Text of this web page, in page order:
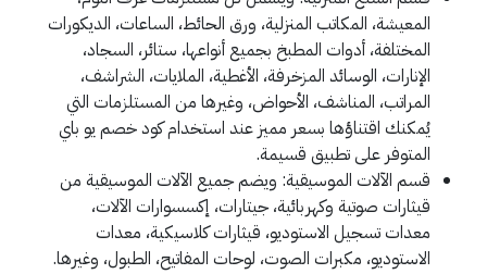
المعيشة، المكاتب المنزلية، ورق الحائط، الساعات، الديكورات
المختلفة، أدوات المطبخ بجميع أنواعها، ستائر، السجاد،
الإنارات، الوسائد المزخرفة، الأغطية، الملايات، الشراشف،
المراتب، المناشف، الأحواض، وغيرها من المستلزمات التي
يُمكنك اقتناؤها بسعر مميز عند استخدام كود خصم يو باي
المتوفر على تطبيق قسيمة.
قسم الآلات الموسيقية: ويضم جميع الآلات الموسيقية من
قيثارات صوتية وكهربائية، جيتارات، إكسسوارات الآلات،
معدات تسجيل الاستوديو، قيثارات كلاسيكية، معدات
الاستوديو، مكبرات الصوت، لوحات المفاتيح، الطبول، وغيرها.